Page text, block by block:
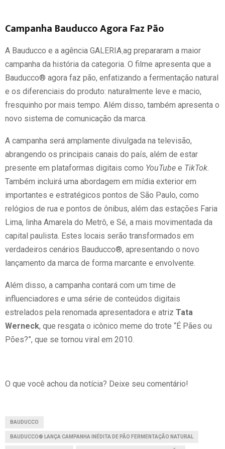
Campanha Bauducco Agora Faz Pão
A Bauducco e a agência GALERIA܂ag prepararam a maior
campanha da história da categoria. O filme apresenta que a
Bauducco® agora faz pão, enfatizando a fermentação natural
e os diferenciais do produto: naturalmente leve e macio,
fresquinho por mais tempo. Além disso, também apresenta o
novo sistema de comunicação da marca.
A campanha será amplamente divulgada na televisão,
abrangendo os principais canais do país, além de estar
presente em plataformas digitais como YouTube e TikTok
Também incluirá uma abordagem em mídia exterior em
importantes e estratégicos pontos de São Paulo, como
relógios de rua e pontos de ônibus, além das estações Faria
Lima, linha Amarela do Metrô, e Sé, a mais movimentada da
capital paulista. Estes locais serão transformados em
verdadeiros cenários Bauducco®, apresentando o novo
lançamento da marca de forma marcante e envolvente.
Além disso, a campanha contará com um time de
influenciadores e uma série de conteúdos digitais
estrelados pela renomada apresentadora e atriz Tata
Werneck, que resgata o icônico meme do trote “É Pães ou
Pões?”, que se tornou viral em 2010.
O que você achou da notícia? Deixe seu comentário!
BAUDUCCO
BAUDUCCO® LANÇA CAMPANHA INÉDITA DE PÃO FERMENTAÇÃO NATURAL